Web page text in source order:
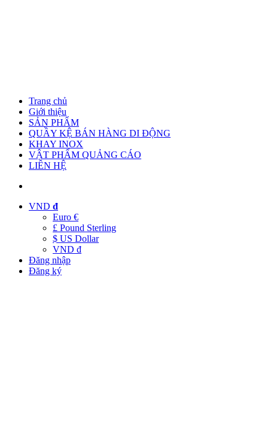
Trang chủ
Giới thiệu
SẢN PHẨM
QUẦY KỆ BÁN HÀNG DI ĐỘNG
KHAY INOX
VẬT PHẨM QUẢNG CÁO
LIÊN HỆ
VND đ
Euro €
£ Pound Sterling
$ US Dollar
VND đ
Đăng nhập
Đăng ký